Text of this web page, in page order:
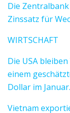
Die
Zinssatz für
WIRTSCHAFT
Die USA
einem
Dollar im Januar.
Vietnam